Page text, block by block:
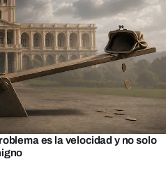
es la velocidad y no solo